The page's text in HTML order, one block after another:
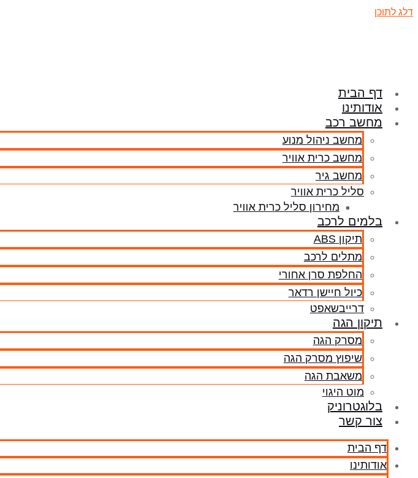
דלג לתוכן
דף הבית
אודותינו
מחשב רכב
מחשב ניהול מנוע
מחשב כרית אוויר
מחשב גיר
סליל כרית אוויר
מחירון סליל כרית אוויר
בלמים לרכב
תיקון ABS
מתלים לרכב
החלפת סרן אחורי
כיול חיישן רדאר
דרייבשאפט
תיקון הגה
מסרק הגה
שיפוץ מסרק הגה
משאבת הגה
מוט היגוי
בלוגטרוניק
צור קשר
דף הבית
אודותינו